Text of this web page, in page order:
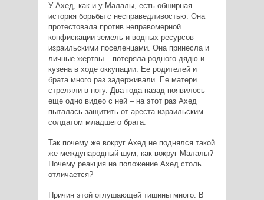
У Ахед, как и у Малалы, есть обширная
история борьбы с несправедливостью. Она
протестовала против неправомерной
конфискации земель и водных ресурсов
израильскими поселенцами. Она принесла и
личные жертвы – потеряла родного дядю и
кузена в ходе оккупации. Ее родителей и
брата много раз задерживали. Ее матери
стреляли в ногу. Два года назад появилось
еще одно видео с ней – на этот раз Ахед
пыталась защитить от ареста израильским
солдатом младшего брата.
Так почему же вокруг Ахед не поднялся такой
же международный шум, как вокруг Малалы?
Почему реакция на положение Ахед столь
отличается?
Причин этой оглушающей тишины много. В